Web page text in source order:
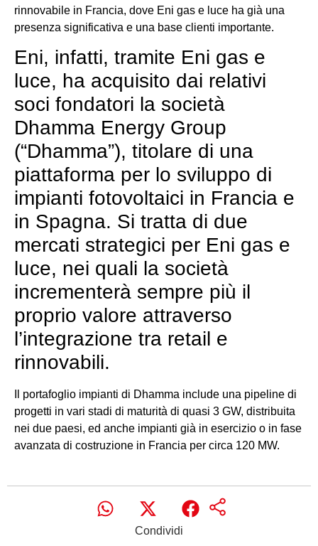
rinnovabile in Francia, dove Eni gas e luce ha già una
presenza significativa e una base clienti importante.
Eni, infatti, tramite Eni gas e
luce, ha acquisito dai relativi
soci fondatori la società
Dhamma Energy Group
(“Dhamma”), titolare di una
piattaforma per lo sviluppo di
impianti fotovoltaici in Francia e
in Spagna. Si tratta di due
mercati strategici per Eni gas e
luce, nei quali la società
incrementerà sempre più il
proprio valore attraverso
l’integrazione tra retail e
rinnovabili.
Il portafoglio impianti di Dhamma include una pipeline di
progetti in vari stadi di maturità di quasi 3 GW, distribuita
nei due paesi, ed anche impianti già in esercizio o in fase
avanzata di costruzione in Francia per circa 120 MW.
Condividi